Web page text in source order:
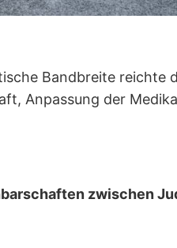
Bandbreite reichte
Anpassung der
zwischen